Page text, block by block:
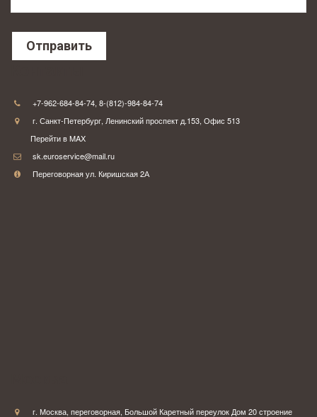
Отправить
+7-962-684-84-74, 8-(812)-984-84-74
г. Санкт-Петербург, Ленинский проспект д.153, Офис 513
Перейти в MAX
sk.euroservice@mail.ru
Переговорная ул. Киришская 2А
г. Москва, переговорная, Большой Каретный переулок Дом 20 строение